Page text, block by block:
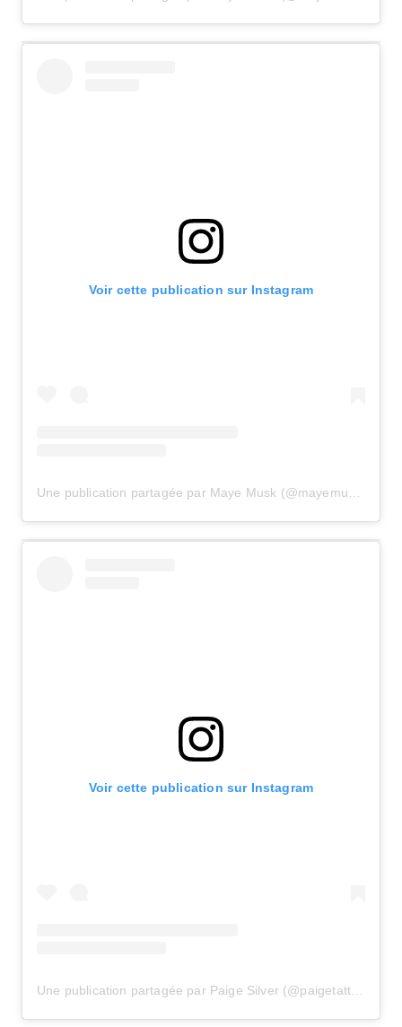
Voir cette publication sur Instagram
Voir cette publication sur Instagram